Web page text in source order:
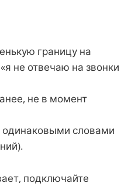
границу на
не отвечаю на звонки
не в момент
одинаковыми словами
подключайте